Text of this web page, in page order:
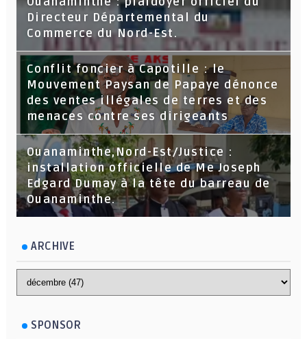
Directeur Départemental du
Commerce du Nord-Est.
Conflit foncier à Capotille : le
Mouvement Paysan de Papaye dénonce
des ventes illégales de terres et des
menaces contre ses dirigeants
Ouanaminthe,Nord-Est/Justice :
installation officielle de Me Joseph
Edgard Dumay à la tête du barreau de
Ouanaminthe.
ARCHIVE
SPONSOR